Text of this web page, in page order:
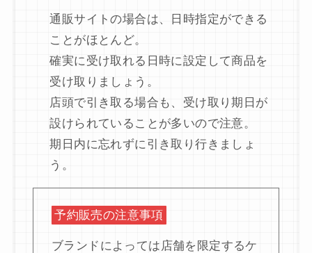
通販サイトの場合は、日時指定ができる
ことがほとんど。
確実に受け取れる日時に設定して商品を
受け取りましょう。
店頭で引き取る場合も、受け取り期日が
設けられていることが多いので注意。
期日内に忘れずに引き取り行きましょ
う。
予約販売の注意事項
ブランドによっては店舗を限定するケ